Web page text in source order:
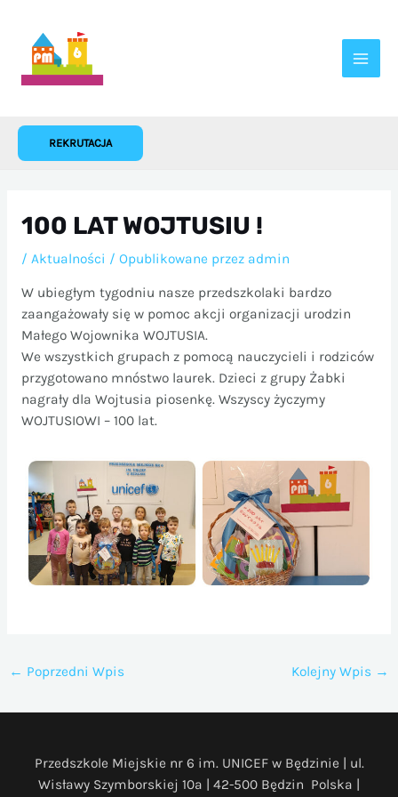
treści
REKRUTACJA
100 LAT WOJTUSIU !
/ Aktualności / Opublikowane przez admin
W ubiegłym tygodniu nasze przedszkolaki bardzo
zaangażowały się w pomoc akcji organizacji urodzin
Małego Wojownika WOJTUSIA.
We wszystkich grupach z pomocą nauczycieli i rodziców
przygotowano mnóstwo laurek. Dzieci z grupy Żabki
nagrały dla Wojtusia piosenkę. Wszyscy życzymy
WOJTUSIOWI – 100 lat.
← Poprzedni Wpis Kolejny Wpis →
Przedszkole Miejskie nr 6 im. UNICEF w Będzinie | ul.
Wisławy Szymborskiej 10a | 42-500 Będzin Polska |